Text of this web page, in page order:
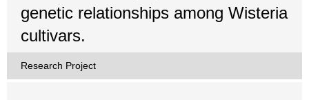
genetic relationships among Wisteria
cultivars.
Research Project